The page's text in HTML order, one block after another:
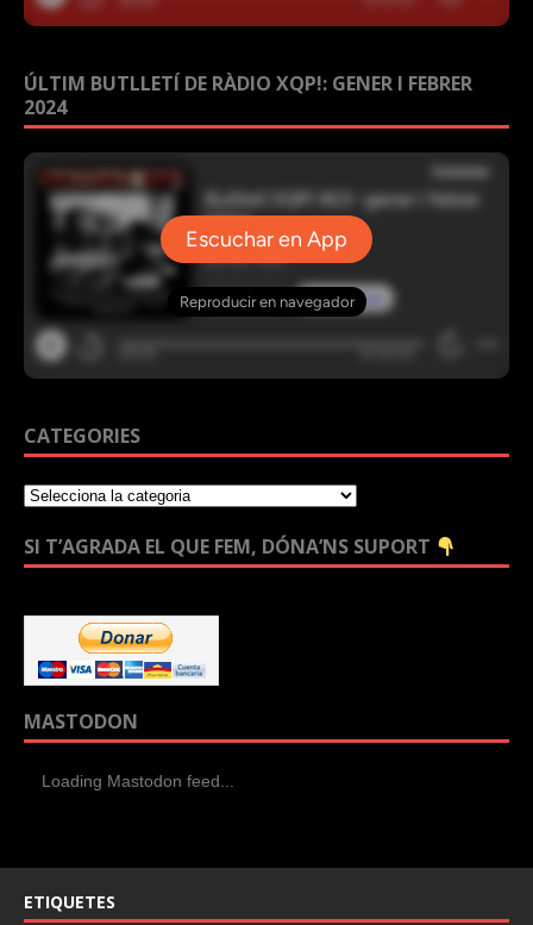
ÚLTIM BUTLLETÍ DE RÀDIO XQP!: GENER I FEBRER
2024
CATEGORIES
SI T’AGRADA EL QUE FEM, DÓNA’NS SUPORT
MASTODON
Loading Mastodon feed...
ETIQUETES